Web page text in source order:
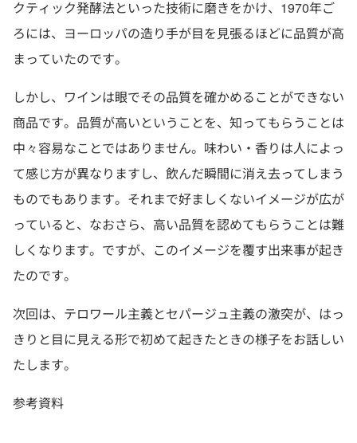
クティック発酵法といった技術に磨きをかけ、1970年ご
ろには、ヨーロッパの造り手が目を見張るほどに品質が高
まっていたのです。
しかし、ワインは眼でその品質を確かめることができない
商品です。品質が高いということを、知ってもらうことは
中々容易なことではありません。味わい・香りは人によっ
て感じ方が異なりますし、飲んだ瞬間に消え去ってしまう
ものでもあります。それまで好ましくないイメージが広が
っていると、なおさら、高い品質を認めてもらうことは難
しくなります。ですが、このイメージを覆す出来事が起き
たのです。
次回は、テロワール主義とセパージュ主義の激突が、はっ
きりと目に見える形で初めて起きたときの様子をお話しい
たします。
参考資料